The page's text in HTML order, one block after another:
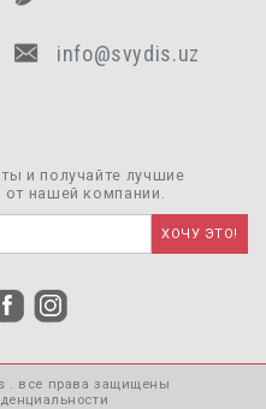
info@svydis.uz
и получайте лучшие
от нашей компании.
. все права защищены